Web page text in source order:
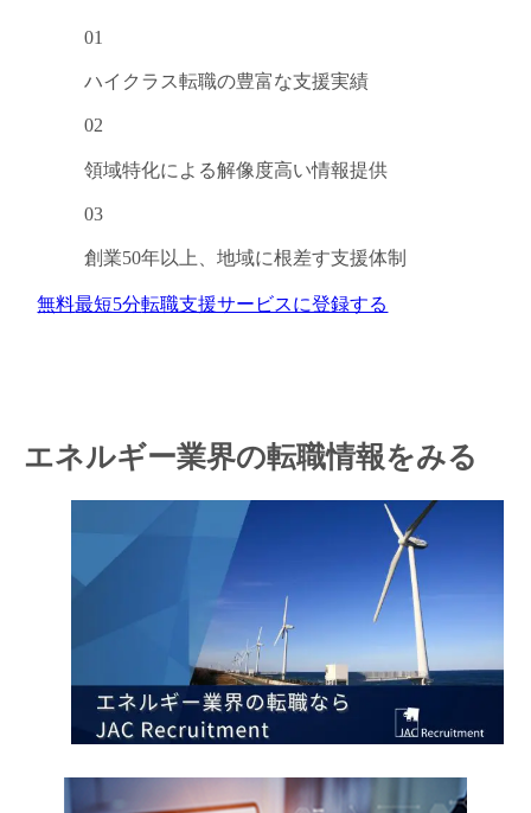
01
ハイクラス転職の豊富な支援実績
02
領域特化による解像度高い情報提供
03
創業50年以上、地域に根差す支援体制
無料最短5分転職支援サービスに登録する
エネルギー業界の転職情報をみる